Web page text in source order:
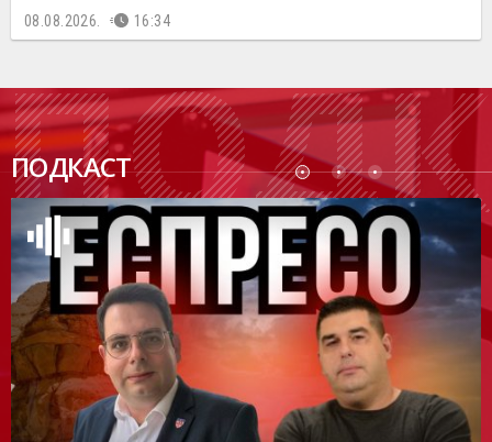
08.08.2026. 16:34
ПОДКАСТ
ПОДК
АСТ